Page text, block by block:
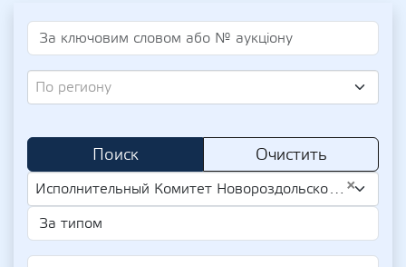
По региону
Поиск Очистить
×
Исполнительный Комитет Новороздольской Городского Совета (UA-EDR 04056210)